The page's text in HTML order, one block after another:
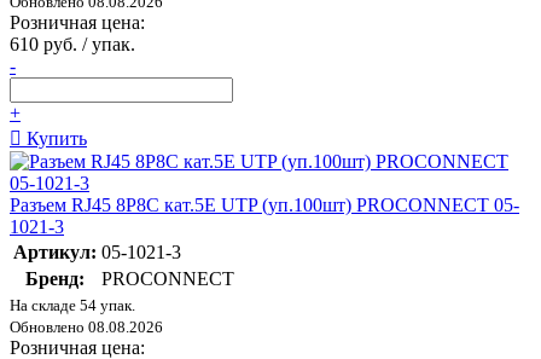
Розничная цена:
610 руб. / упак.
-
+
Купить
Разъем RJ45 8P8C кат.5E UTP (уп.100шт) PROCONNECT 05-
1021-3
Артикул: 05-1021-3
Бренд:
PROCONNECT
На складе 54 упак.
Обновлено 08.08.2026
Розничная цена: